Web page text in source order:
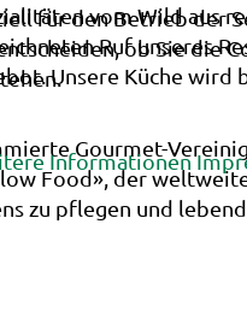
vom Wild aus
Ruf unseres
Unsere Küche wird
Gourmet-
Food», der
zu pflegen und
für den Betrieb der
ob Sie die
Informationen